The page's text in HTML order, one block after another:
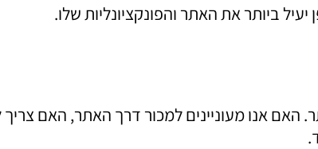
ביותר את האתר והפונקציונליות שלו.
אנו מעוניינים למכור דרך האתר, האם צריך